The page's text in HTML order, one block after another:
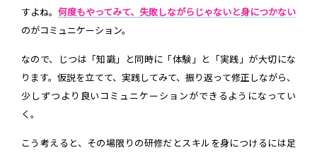
すよね。 何度もやってみて、失敗しながらじゃないと身につかない
のがコミュニケーション。
なので、じつは「知識」と同時に「体験」と「実践」が大切にな
ります。仮説を立てて、実践してみて、振り返って修正しながら、
少しずつより良いコミュニケーションができるようになってい
く。
こう考えると、その場限りの研修だとスキルを身につけるには足